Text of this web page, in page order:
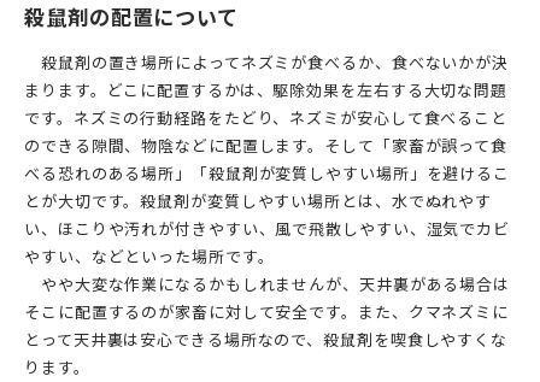
殺鼠剤の配置について
殺鼠剤の置き場所によってネズミが食べるか、食べないかが決
まります。どこに配置するかは、駆除効果を左右する大切な問題
です。ネズミの行動経路をたどり、ネズミが安心して食べること
のできる隙間、物陰などに配置します。そして「家畜が誤って食
べる恐れのある場所」「殺鼠剤が変質しやすい場所」を避けるこ
とが大切です。殺鼠剤が変質しやすい場所とは、水でぬれやす
い、ほこりや汚れが付きやすい、風で飛散しやすい、湿気でカビ
やすい、などといった場所です。
やや大変な作業になるかもしれませんが、天井裏がある場合は
そこに配置するのが家畜に対して安全です。また、クマネズミに
とって天井裏は安心できる場所なので、殺鼠剤を喫食しやすくな
ります。